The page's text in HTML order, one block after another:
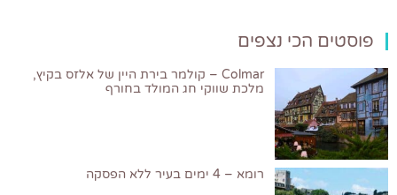
פוסטים הכי נצפים
Colmar – קולמר בירת היין של אלזס בקיץ,
מלכת שווקי חג המולד בחורף
רומא – 4 ימים בעיר ללא הפסקה